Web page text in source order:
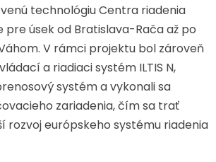
technológiu Centra riadenia
pre úsek od Bratislava-Rača až po
V rámci projektu bol zároveň
a riadiaci systém ILTIS N,
systém a vykonali sa
zariadenia, čím sa trať
rozvoj európskeho systému riadenia